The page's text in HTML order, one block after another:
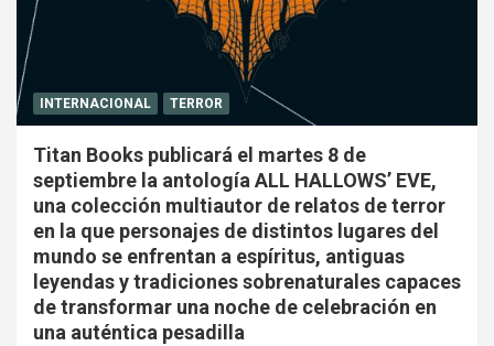
INTERNACIONAL TERROR
Titan Books publicará el martes 8 de
septiembre la antología ALL HALLOWS’ EVE,
una colección multiautor de relatos de terror
en la que personajes de distintos lugares del
mundo se enfrentan a espíritus, antiguas
leyendas y tradiciones sobrenaturales capaces
de transformar una noche de celebración en
una auténtica pesadilla